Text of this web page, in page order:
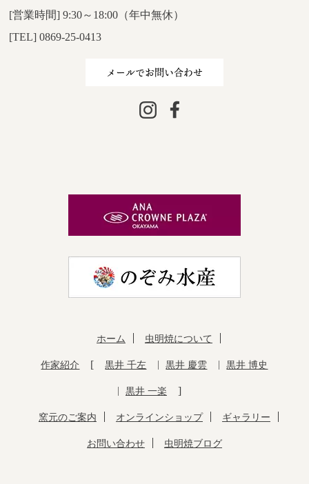
[営業時間] 9:30～18:00（年中無休）
[TEL] 0869-25-0413
メールでお問い合わせ
ホーム 虫明焼について
作家紹介 黒井 千左 黒井 慶雲 黒井 博史
黒井 一楽
窯元のご案内 オンラインショップ ギャラリー
お問い合わせ 虫明焼ブログ